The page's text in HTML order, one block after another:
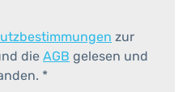
zur
die AGB gelesen und
*